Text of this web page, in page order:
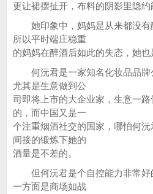
更让裙摆扯开，布料的阴影里隐约
她印象中，妈妈是从来都没有
所以平时端庄稳重
的妈妈在醉酒后如此的失态，她也
何沅君是一家知名化妆品品牌
尤其是生意做到公
司即将上市的大企业家，生意一
的，而中国又是一
个注重烟酒社交的国家，哪怕何沅
间接的锻炼下她的
酒量是不差的。
但何沅君是个自控能力非常好
一方面是商场如战